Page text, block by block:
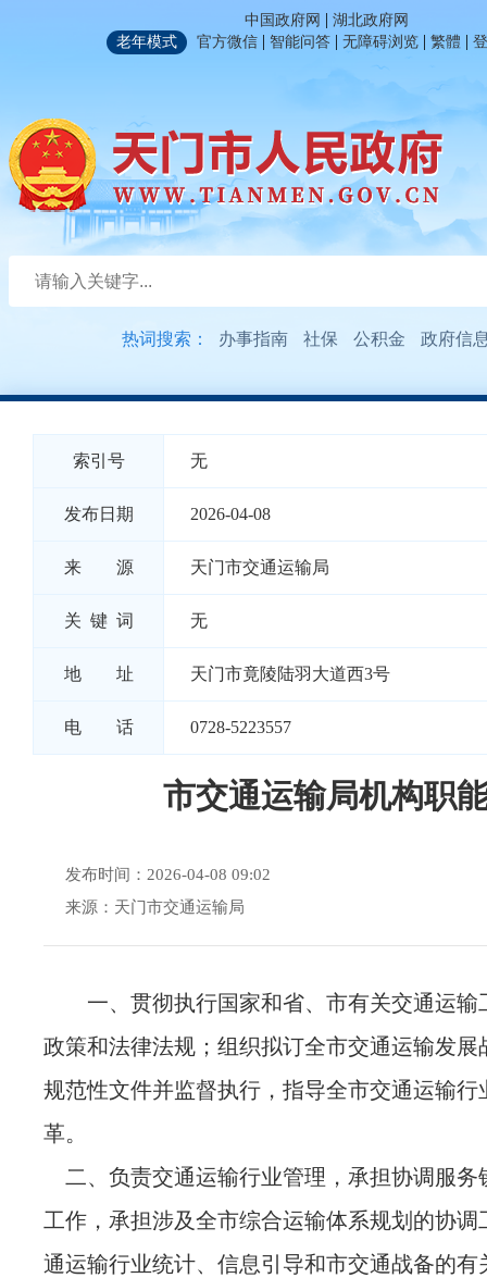
中国政府网 | 湖北政府网
老年模式
官方微信 | 智能问答 | 无障碍浏览 | 繁體 |
热词搜索： 办事指南 社保 公积金 政府信
索引号 无
发布日期 2026-04-08
来 源 天门市交通运输局
关 键 词 无
地 址 天门市竟陵陆羽大道西3号
电 话 0728-5223557
市交通运输局机构职
发布时间：2026-04-08 09:02
来源：天门市交通运输局
一、贯彻执行国家和省、市有关交通运输
政策和法律法规；组织拟订全市交通运输发展
规范性文件并监督执行，指导全市交通运输行
革。
二、负责交通运输行业管理，承担协调服务
工作，承担涉及全市综合运输体系规划的协调
通运输行业统计、信息引导和市交通战备的有